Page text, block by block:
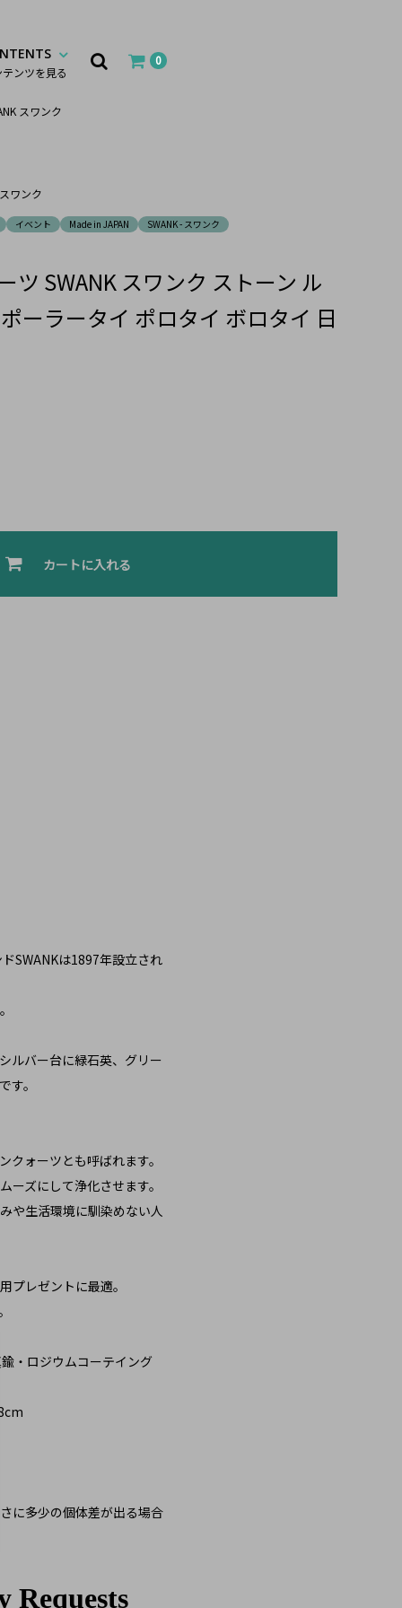
ンツを見る
0
スワンク
ワンク
イベント Made in JAPAN SWANK - スワンク
ツ SWANK スワンク ストーン ル
ーラータイ ポロタイ ボロタイ 日
カートに入れる
SWANKは1897年設立され
ルバー台に緑石英、グリー
す。
クォーツとも呼ばれます。
ーズにして浄化させます。
や生活環境に馴染めない人
プレゼントに最適。
・ロジウムコーテイング
に多少の個体差が出る場合